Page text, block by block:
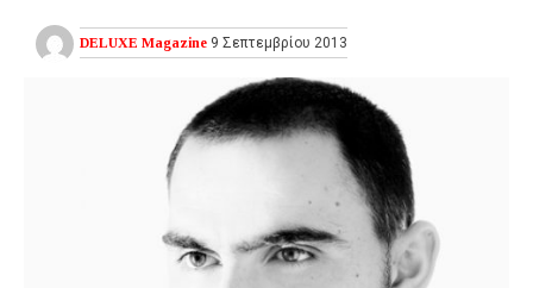
DELUXE Magazine 9 Σεπτεμβρίου 2013